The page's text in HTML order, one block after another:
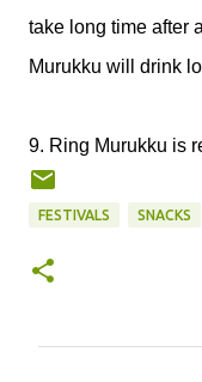
take long time after
Murukku will drink
9. Ring Murukku is
FESTIVALS SNACKS